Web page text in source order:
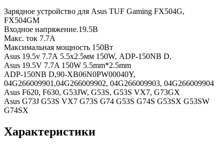
Зарядное устройство для Asus TUF Gaming FX504G,
FX504GM
Входное напряжение.19.5В
Макс. ток 7.7A
Максимальная мощность 150Вт
Asus 19.5v 7.7А 5.5x2.5мм 150W, ADP-150NB D,
Asus 19.5V 7.7A 150W 5.5mm*2.5mm
ADP-150NB D,90-XB06N0PW00040Y,
04G266009901,04G266009902, 04G266009903, 04G266009904
Asus F620, F630, G53JW, G53S, G53S VX7, G73GX
Asus G73J G53S VX7 G73S G74 G53S G74S G53SX G53SW
G74SX
Характеристики